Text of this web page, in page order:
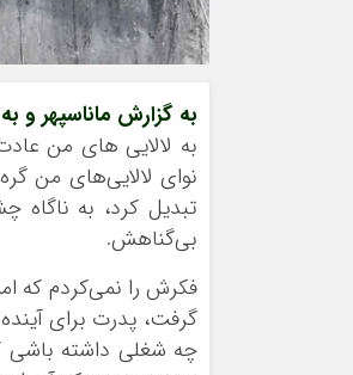
به گزارش ماناسپهر و
به لالایی های من
نوای لالایی‌های من
تبدیل کرد، به
بی‌گناهش.
فکرش را نمی‌کردم که
گرفت، پدرت برای
چه شغلی داشته باشی